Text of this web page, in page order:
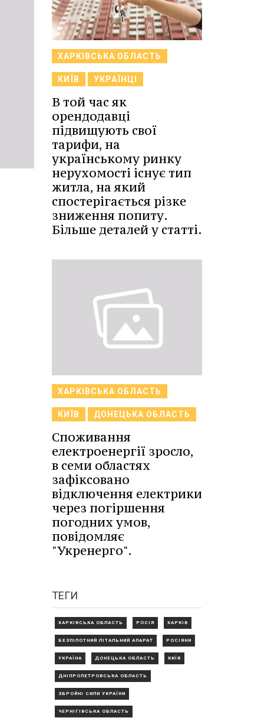
ХАРКІВСЬКА ОБЛАСТЬ
КИЇВ УКРАЇНЦІ
В той час як
орендодавці
підвищують свої
тарифи, на
українському ринку
нерухомості існує тип
житла, на який
спостерігається різке
зниження попиту.
Більше деталей у статті.
ХАРКІВСЬКА ОБЛАСТЬ
КИЇВ ДОНЕЦЬКА ОБЛАСТЬ
Споживання
електроенергії зросло,
в семи областях
зафіксовано
відключення електрики
через погіршення
погодних умов,
повідомляє
"Укренерго".
ТЕГИ
ХАРКІВСЬКА ОБЛАСТЬ РОСІЯ ХАРКІВ
БЕЗПІЛОТНИЙ ЛІТАЛЬНИЙ АПАРАТ РОСІЯНИ
УКРАЇНА ДОНЕЦЬКА ОБЛАСТЬ КИЇВ
ДНІПРОПЕТРОВСЬКА ОБЛАСТЬ
ЗБРОЙНІ СИЛИ УКРАЇНИ
ЧЕРНІГІВСЬКА ОБЛАСТЬ